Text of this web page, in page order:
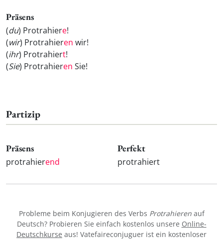
Präsens
(du) Protrahiere!
(wir) Protrahieren wir!
(ihr) Protrahiert!
(Sie) Protrahieren Sie!
Partizip
Präsens
protrahierend
Perfekt
protrahiert
Probleme beim Konjugieren des Verbs Protrahierenauf
Deutsch? Probieren Sie einfach kostenlos unsere Online-
Deutschkurse aus! Vatefaireconjuguer ist ein kostenloser